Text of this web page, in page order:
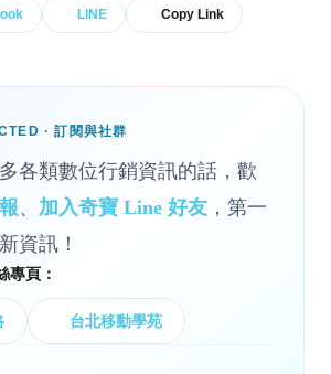
LINE Copy Link
· 訂閱與社群
各類數位行銷資訊的話，歡
、 加入奇寶 Line 好友 ，第一
資訊！
專頁：
台北移動學苑